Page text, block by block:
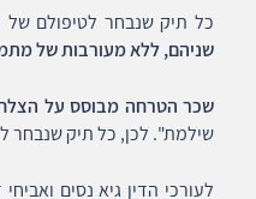
כל תיק שנבחר לטיפולם של
שניהם, ללא מעורבות של
שכר הטרחה מבוסס על
שילמת". לכן, כל תיק שנבחר
לעורכי הדין גיא נסים